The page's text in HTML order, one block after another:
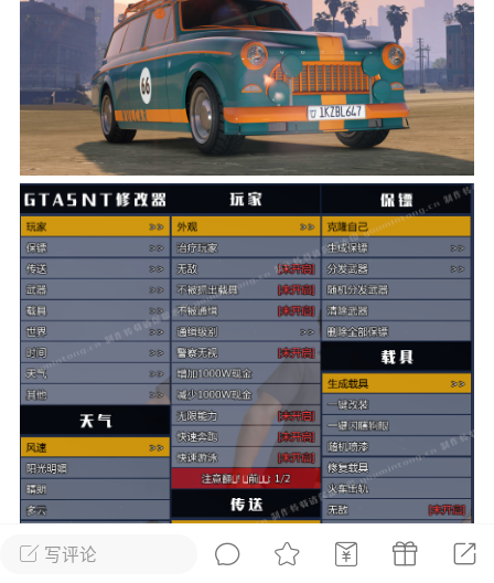
GTA6 RDR2 逃离塔科夫
彩虹六号 绝地求生 战地5
游戏商城 每日签到 每日排行
游民通 Lv.13
版主
19 23:03
电脑端 问题解决
我在商城购买的虚拟产品显示自动发
在那里查看卡密？
发货的商品在那里查看卡密？答：查看
：下单以后在右边消息栏查看卡密，或
像 — 我的订单 — 待评价 — 查看订单，
看卡密详情问：我...
写评论